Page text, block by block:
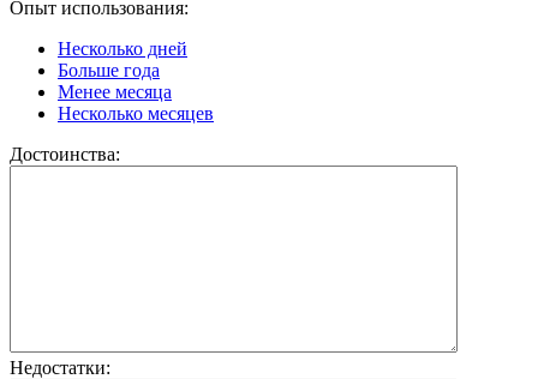
Опыт использования:
Несколько дней
Больше года
Менее месяца
Несколько месяцев
Достоинства:
Недостатки: